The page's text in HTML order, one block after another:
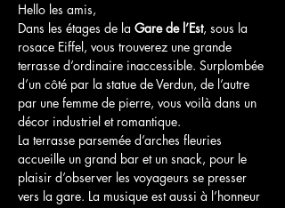
Hello les amis,
Dans les étages de la Gare de l’Est, sous la
rosace Eiffel, vous trouverez une grande
terrasse d’ordinaire inaccessible. Surplombée
d’un côté par la statue de Verdun, de l’autre
par une femme de pierre, vous voilà dans un
décor industriel et romantique.
La terrasse parsemée d’arches fleuries
accueille un grand bar et un snack, pour le
plaisir d’observer les voyageurs se presser
vers la gare. La musique est aussi à l’honneur